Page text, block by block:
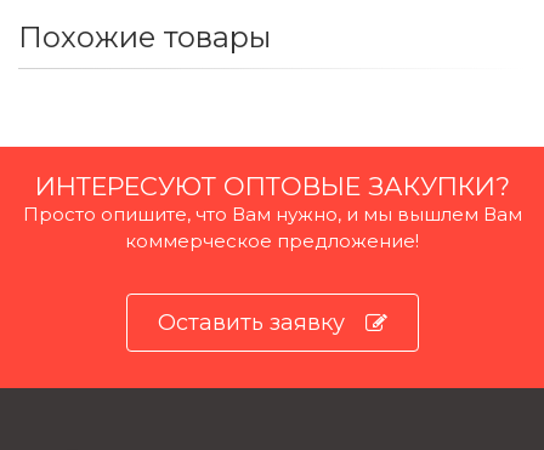
Похожие товары
ИНТЕРЕСУЮТ ОПТОВЫЕ ЗАКУПКИ?
Просто опишите, что Вам нужно, и мы вышлем Вам
коммерческое предложение!
Оставить заявку